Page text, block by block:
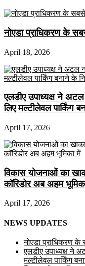
नोएडा प्राधिकरण के
April 18, 2026
एलडीए उपाध्यक्ष ने अटल
लिए मल्टीलेवल पार्किंग
April 17, 2026
विकास योजनाओं का
कॉरिडोर अब अहम
April 17, 2026
NEWS UPDATES
नोएडा प्राधिकरण के
एलडीए उपाध्यक्ष ने
मल्टीलेवल पार्किंग